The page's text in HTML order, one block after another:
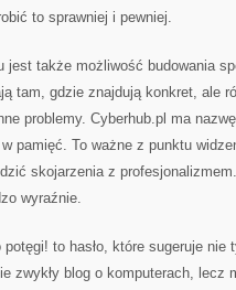
to sprawniej i pewniej.
jest także możliwość budowania
tam, gdzie znajdują konkret, ale
problemy. Cyberhub.pl ma
pamięć. To ważne z punktu
skojarzenia z
wyraźnie.
to hasło, które sugeruje
zwykły blog o komputerach, lecz